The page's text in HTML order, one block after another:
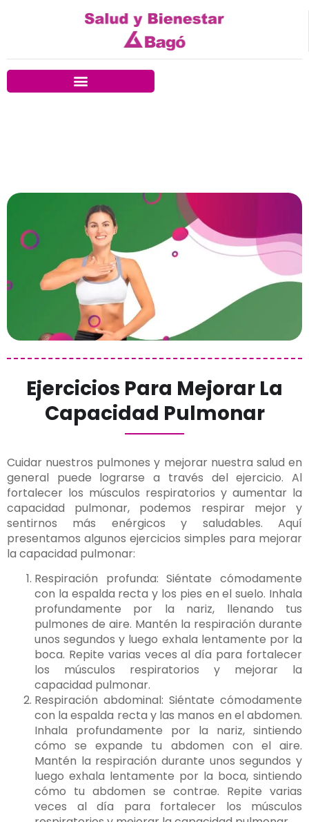
Ejercicios Para Mejorar La
Capacidad Pulmonar
Cuidar nuestros pulmones y mejorar nuestra salud en
general puede lograrse a través del ejercicio. Al
fortalecer los músculos respiratorios y aumentar la
capacidad pulmonar, podemos respirar mejor y
sentirnos más enérgicos y saludables. Aquí
presentamos algunos ejercicios simples para mejorar
la capacidad pulmonar:
Respiración profunda: Siéntate cómodamente
con la espalda recta y los pies en el suelo. Inhala
profundamente por la nariz, llenando tus
pulmones de aire. Mantén la respiración durante
unos segundos y luego exhala lentamente por la
boca. Repite varias veces al día para fortalecer
los músculos respiratorios y mejorar la
capacidad pulmonar.
Respiración abdominal: Siéntate cómodamente
con la espalda recta y las manos en el abdomen.
Inhala profundamente por la nariz, sintiendo
cómo se expande tu abdomen con el aire.
Mantén la respiración durante unos segundos y
luego exhala lentamente por la boca, sintiendo
cómo tu abdomen se contrae. Repite varias
veces al día para fortalecer los músculos